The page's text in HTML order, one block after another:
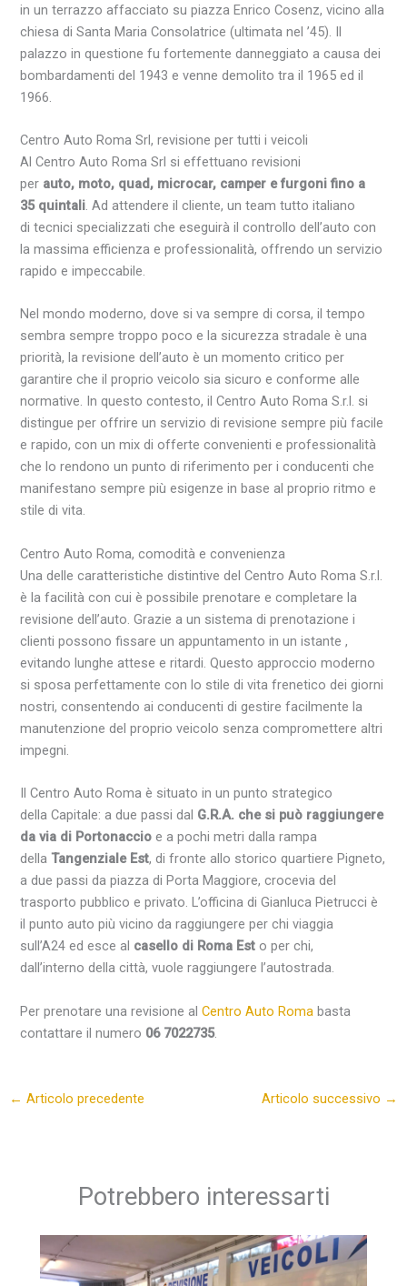
in un terrazzo affacciato su piazzaEnrico Cosenz, vicino alla
chiesa diSanta Maria Consolatrice (ultimata nel ’45). Il
palazzo in questione fu fortemente danneggiato a causa dei
bombardamenti del 1943 e venne demolito tra il 1965 ed il
1966.
Centro Auto Roma Srl, revisione per tutti i veicoli
AlCentro Auto Roma Srl si effettuano revisioni
per auto, moto, quad, microcar, camper efurgoni fino a
35 quintali. Ad attendere ilcliente, un team tuttoitaliano
ditecnici specializzati che eseguirà ilcontrollo dell’auto con
la massima efficienza e professionalità, offrendo un servizio
rapido e impeccabile.
Nel mondo moderno, dove si va sempre di corsa, il tempo
sembra sempre troppo poco e la sicurezza stradale è una
priorità, la revisione dell’auto è un momento critico per
garantire che il proprio veicolo sia sicuro e conforme alle
normative. In questo contesto, ilCentro Auto Roma S.r.l. si
distingue per offrire un servizio di revisione sempre più facile
e rapido, con un mix di offerte convenienti e professionalità
che lo rendono unpunto di riferimento per i conducenti che
manifestano sempre più esigenze in base al proprioritmo e
stile di vita.
Centro Auto Roma, comodità e convenienza
Una delle caratteristiche distintive delCentro Auto Roma S.r.l.
è la facilità con cui è possibile prenotare e completare la
revisione dell’auto. Grazie a un sistema di prenotazione i
clienti possono fissare un appuntamento in un istante ,
evitando lunghe attese e ritardi. Questo approccio moderno
si sposa perfettamente con lo stile di vita frenetico dei giorni
nostri, consentendo ai conducenti di gestire facilmente la
manutenzione del proprio veicolo senza compromettere altri
impegni.
IlCentro Auto Roma è situato in un punto strategico
dellaCapitale: a due passi dal G.R.A. che si può raggiungere
da via di Portonaccio e a pochi metri dalla rampa
dellaTangenziale Est, di fronte allo storico quartiere Pigneto,
a due passi da piazza diPorta Maggiore, crocevia del
trasportopubblico e privato. L’officina diGianluca Pietrucci è
il punto auto più vicino da raggiungere per chi viaggia
sull’A24 ed esce al casello di Roma Est o per chi,
dall’interno della città, vuole raggiungere l’autostrada.
Per prenotare una revisione alCentro Auto Roma basta
contattare il numero 06 7022735.
← Articolo precedente Articolo successivo →
Potrebbero interessarti